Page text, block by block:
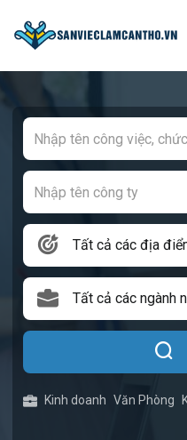
Tất cả các địa
Tất cả các ngành
Kinh doanh Văn Phòng